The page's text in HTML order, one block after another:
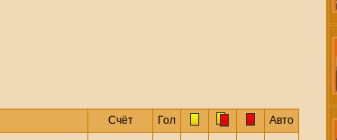
Счёт Гол Авто